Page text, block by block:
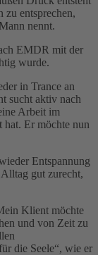
zu entsprechen,
nennt.
EMDR mit der
wurde.
in Trance an
sucht aktiv nach
Arbeit im
hat. Er möchte nun
Entspannung
gut zurecht,
Klient möchte
und von Zeit zu
die Seele“, wie er